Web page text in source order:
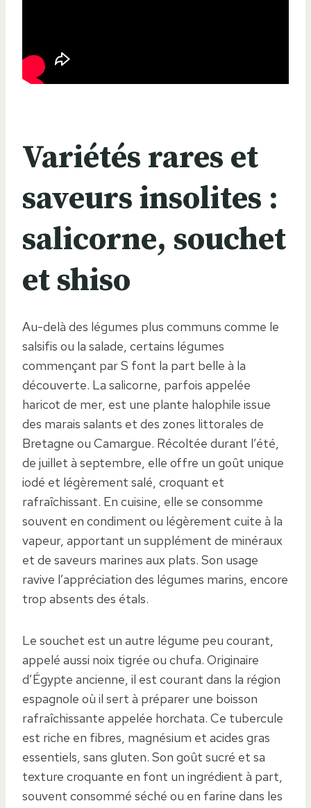
Variétés rares et
saveurs insolites :
salicorne, souchet
et shiso
Au-delà des légumes plus communs comme le
salsifis ou la salade, certains légumes
commençant par S font la part belle à la
découverte. La salicorne, parfois appelée
haricot de mer, est une plante halophile issue
des marais salants et des zones littorales de
Bretagne ou Camargue. Récoltée durant l’été,
de juillet à septembre, elle offre un goût unique
iodé et légèrement salé, croquant et
rafraîchissant. En cuisine, elle se consomme
souvent en condiment ou légèrement cuite à la
vapeur, apportant un supplément de minéraux
et de saveurs marines aux plats. Son usage
ravive l’appréciation des légumes marins, encore
trop absents des étals.
Le souchet est un autre légume peu courant,
appelé aussi noix tigrée ou chufa. Originaire
d’Égypte ancienne, il est courant dans la région
espagnole où il sert à préparer une boisson
rafraîchissante appelée horchata. Ce tubercule
est riche en fibres, magnésium et acides gras
essentiels, sans gluten. Son goût sucré et sa
texture croquante en font un ingrédient à part,
souvent consommé séché ou en farine dans les